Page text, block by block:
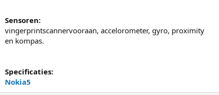
Sensoren:
vingerprintscannervooraan, accelorometer, gyro, proximity
en kompas.
Specificaties:
Nokia5